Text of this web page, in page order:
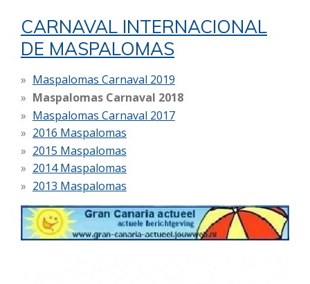
CARNAVAL INTERNACIONAL
DE MASPALOMAS
Maspalomas Carnaval 2019
Maspalomas Carnaval 2018
Maspalomas Carnaval 2017
2016 Maspalomas
2015 Maspalomas
2014 Maspalomas
2013 Maspalomas